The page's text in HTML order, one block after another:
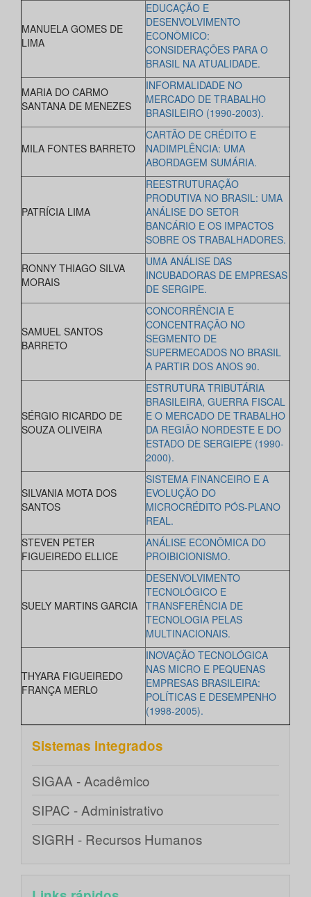
MANUELA GOMES DE
LIMA
EDUCAÇÃO E
DESENVOLVIMENTO
ECONÔMICO:
CONSIDERAÇÕES PARA O
BRASIL NA ATUALIDADE.
MARIA DO CARMO
SANTANA DE MENEZES
INFORMALIDADE NO
MERCADO DE TRABALHO
BRASILEIRO (1990-2003).
MILA FONTES BARRETO
CARTÃO DE CRÉDITO E
NADIMPLÊNCIA: UMA
ABORDAGEM SUMÁRIA.
PATRÍCIA LIMA
REESTRUTURAÇÃO
PRODUTIVA NO BRASIL: UMA
ANÁLISE DO SETOR
BANCÁRIO E OS IMPACTOS
SOBRE OS TRABALHADORES.
RONNY THIAGO SILVA
MORAIS
UMA ANÁLISE DAS
INCUBADORAS DE EMPRESAS
DE SERGIPE.
SAMUEL SANTOS
BARRETO
CONCORRÊNCIA E
CONCENTRAÇÃO NO
SEGMENTO DE
SUPERMECADOS NO BRASIL
A PARTIR DOS ANOS 90.
SÉRGIO RICARDO DE
SOUZA OLIVEIRA
ESTRUTURA TRIBUTÁRIA
BRASILEIRA, GUERRA FISCAL
E O MERCADO DE TRABALHO
DA REGIÃO NORDESTE E DO
ESTADO DE SERGIEPE (1990-
2000).
SILVANIA MOTA DOS
SANTOS
SISTEMA FINANCEIRO E A
EVOLUÇÃO DO
MICROCRÉDITO PÓS-PLANO
REAL.
STEVEN PETER
FIGUEIREDO ELLICE
ANÁLISE ECONÔMICA DO
PROIBICIONISMO.
SUELY MARTINS GARCIA
DESENVOLVIMENTO
TECNOLÓGICO E
TRANSFERÊNCIA DE
TECNOLOGIA PELAS
MULTINACIONAIS.
THYARA FIGUEIREDO
FRANÇA MERLO
INOVAÇÃO TECNOLÓGICA
NAS MICRO E PEQUENAS
EMPRESAS BRASILEIRA:
POLÍTICAS E DESEMPENHO
(1998-2005).
Sistemas integrados
SIGAA - Acadêmico
SIPAC - Administrativo
SIGRH - Recursos Humanos